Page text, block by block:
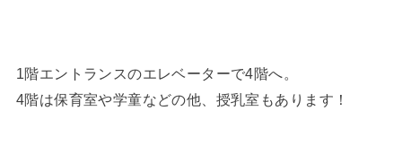
1階エントランスのエレベーターで4階へ。
4階は保育室や学童などの他、授乳室もあります！